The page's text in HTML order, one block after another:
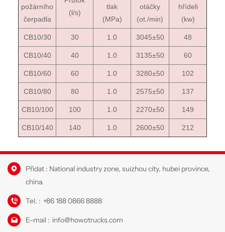
požárního
čerpadla
(l/s)
tlak
(MPa)
otáčky
(ot./min)
hřídeli
(kw)
CB10/30 30 1.0 3045±50 48
CB10/40 40 1.0 3135±50 60
CB10/60 60 1.0 3280±50 102
CB10/80 80 1.0 2575±50 137
CB10/100 100 1.0 2270±50 149
CB10/140 140 1.0 2600±50 212
Přidat : National industry zone, suizhou city, hubei province,
china.
Tel. : +86 188 0866 8888
E-mail : info@howotrucks.com